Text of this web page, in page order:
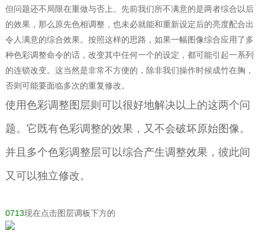
但问题还不局限在重做与否上。先前我们所不满意的是两者综合以后
的效果，那么原先色相调整，也未必就能和重新设定后的亮度配合出
令人满意的综合效果。按照这样的思路，如果一幅图像综合应用了多
种色彩调整命令的话，改变其中任何一个的设定，都可能引起一系列
的连锁改变。这当然是非常不方便的，除非我们操作时候成竹在胸，
否则可能要面临多次的重复修改。
使用色彩调整图层则可以很好地解决以上的这两个问
题。它既有色彩调整的效果，又不会破坏原始图像。
并且多个色彩调整层可以综合产生调整效果，彼此间
又可以独立修改。
0713现在点击图层调板下方的